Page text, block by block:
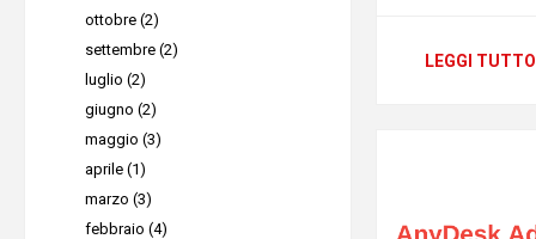
LEGGI TUTTO
ottobre (2)
settembre (2)
luglio (2)
giugno (2)
maggio (3)
aprile (1)
marzo (3)
febbraio (4)